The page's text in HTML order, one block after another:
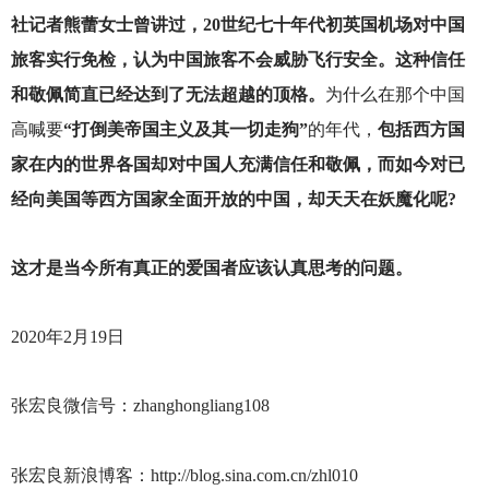
社记者熊蕾女士曾讲过，20世纪七十年代初英国机场对中国
旅客实行免检，认为中国旅客不会威胁飞行安全。这种信任
和敬佩简直已经达到了无法超越的顶格。 为什么在那个中国
高喊要“打倒美帝国主义及其一切走狗”的年代， 包括西方国
家在内的世界各国却对中国人充满信任和敬佩，而如今对已
经向美国等西方国家全面开放的中国，却天天在妖魔化呢?
这才是当今所有真正的爱国者应该认真思考的问题。
2020年2月19日
张宏良微信号：zhanghongliang108
张宏良新浪博客：http://blog.sina.com.cn/zhl010